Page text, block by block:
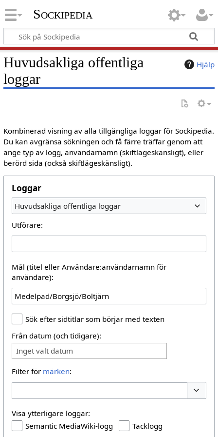
Sockipedia
Hjälp
Huvudsakliga offentliga
loggar
Kombinerad visning av alla tillgängliga loggar för Sockipedia.
Du kan avgränsa sökningen och få färre träffar genom att
ange typ av logg, användarnamn (skiftlägeskänsligt), eller
berörd sida (också skiftlägeskänsligt).
Loggar
Huvudsakliga offentliga loggar
Utförare:
Mål (titel eller Användare:användarnamn för
användare):
Sök efter sidtitlar som börjar med texten
Från datum (och tidigare):
Inget valt datum
Filter för märken:
Visa ytterligare loggar:
Semantic MediaWiki-logg
Tacklogg